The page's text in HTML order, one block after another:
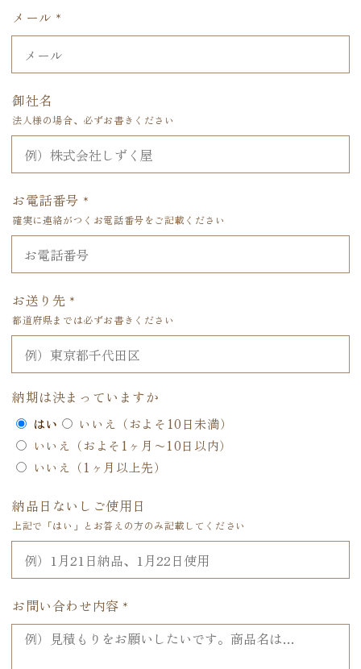
メール *
御社名
法人様の場合、必ずお書きください
お電話番号 *
確実に連絡がつくお電話番号をご記載ください
お送り先 *
都道府県までは必ずお書きください
納期は決まっていますか
はい
いいえ（およそ10日未満）
いいえ（およそ1ヶ月〜10日以内）
いいえ（1ヶ月以上先）
納品日ないしご使用日
上記で「はい」とお答えの方のみ記載してください
お問い合わせ内容 *